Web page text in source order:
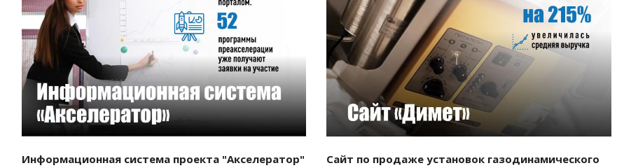
Смотреть проект
Информационная система проекта "Акселератор"
Смотреть проект
Сайт по продаже установок газодинамического